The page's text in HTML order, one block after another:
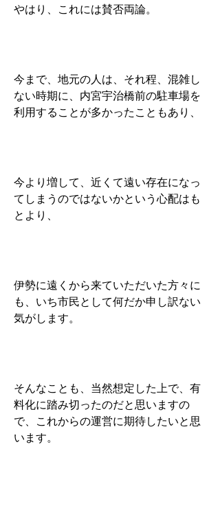
やはり、これには賛否両論。
今まで、地元の人は、それ程、混雑し
ない時期に、内宮宇治橋前の駐車場を
利用することが多かったこともあり、
今より増して、近くて遠い存在になっ
てしまうのではないかという心配はも
とより、
伊勢に遠くから来ていただいた方々に
も、いち市民として何だか申し訳ない
気がします。
そんなことも、当然想定した上で、有
料化に踏み切ったのだと思いますの
で、これからの運営に期待したいと思
います。